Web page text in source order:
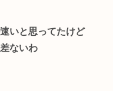
いと思ってたけど
ないわ